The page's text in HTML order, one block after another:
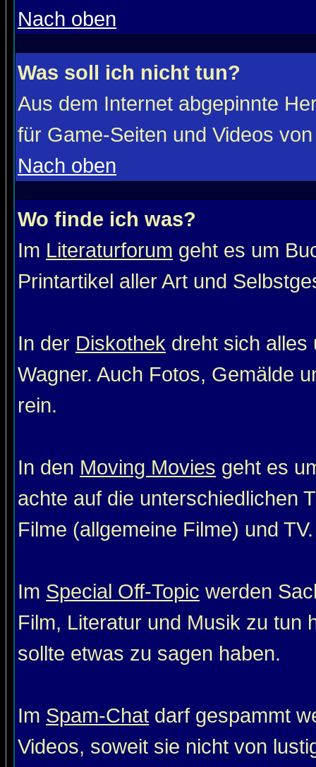
Nach oben
Was soll ich nicht tun?
Aus dem Internet abgepinnte
für Game-Seiten und Videos
Nach oben
Wo finde ich was?
Im Literaturforum geht es um
Printartikel aller Art und
In der Diskothek dreht sich alles
Wagner. Auch Fotos, Gemälde
rein.
In den Moving Movies geht es
achte auf die unterschiedlichen
Filme (allgemeine Filme) und
Im Special Off-Topic werden
Film, Literatur und Musik zu tun
sollte etwas zu sagen haben.
Im Spam-Chat darf gespammt
Videos, soweit sie nicht von